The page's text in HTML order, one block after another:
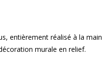
entièrement réalisé à la
murale en relief.